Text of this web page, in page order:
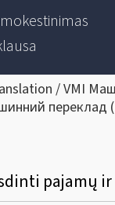
/ VMI
переклад (